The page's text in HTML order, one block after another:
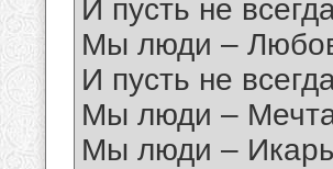
И пусть не
Мы люди –
И пусть не
Мы люди –
Мы люди –